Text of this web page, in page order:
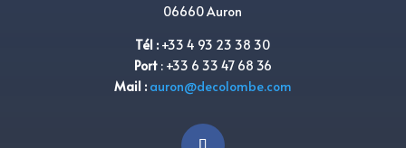
06660 Auron
Tél : +33 4 93 23 38 30
Port:+33 6 33 47 68 36
Mail : auron@decolombe.com